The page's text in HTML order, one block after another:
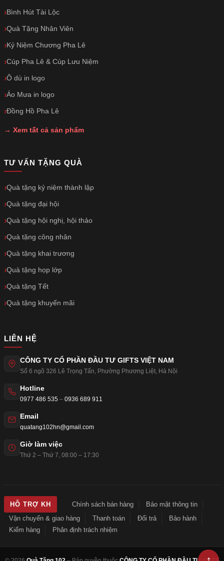
Bình Hút Tài Lộc
Quà Tặng Nhân Viên
Kỷ Niệm Chương Pha Lê
Cúp Pha Lê & Cúp Lưu Niệm
Ô dù in logo
Áo Mưa in logo
Đồng Hồ Pha Lê
→ Xem tất cả sản phẩm
TƯ VẤN TẶNG QUÀ
Quà tặng kỷ niệm thành lập
Quà tặng đại hội
Quà tặng hội nghị, hội thảo
Quà tặng công nhân
Quà tặng khai trương
Quà tặng họp lớp
Quà tặng Tết
Quà tặng khuyến mãi
LIÊN HỆ
CÔNG TY CỔ PHẦN ĐẦU TƯ GIFTS VIỆT NAM
Số 6 ngõ 326 Lê Trọng Tấn, Phường Phương Liệt, Hà Nội
Hotline
0977 486 535 – 0936 689 911
Email
quatang102hn@gmail.com
Giờ làm việc
Thứ 2 – Thứ 7, 08:00 – 17:30
HỖ TRỢ KH Chính sách bán hàng
Bảo mật thông tin
Vận chuyển & giao hàng
Thanh toán Đổi trả
Bảo hành
Kiểm hàng
Phân định trách nhiệm